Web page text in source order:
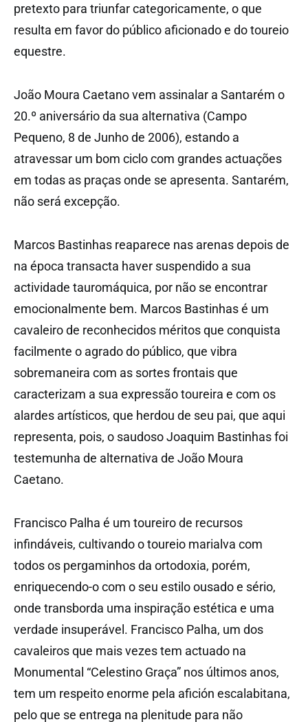
pretexto para triunfar categoricamente, o que
resulta em favor do público aficionado e do toureio
equestre.
João Moura Caetano vem assinalar a Santarém o
20.º aniversário da sua alternativa (Campo
Pequeno, 8 de Junho de 2006), estando a
atravessar um bom ciclo com grandes actuações
em todas as praças onde se apresenta. Santarém,
não será excepção.
Marcos Bastinhas reaparece nas arenas depois de
na época transacta haver suspendido a sua
actividade tauromáquica, por não se encontrar
emocionalmente bem. Marcos Bastinhas é um
cavaleiro de reconhecidos méritos que conquista
facilmente o agrado do público, que vibra
sobremaneira com as sortes frontais que
caracterizam a sua expressão toureira e com os
alardes artísticos, que herdou de seu pai, que aqui
representa, pois, o saudoso Joaquim Bastinhas foi
testemunha de alternativa de João Moura
Caetano.
Francisco Palha é um toureiro de recursos
infindáveis, cultivando o toureio marialva com
todos os pergaminhos da ortodoxia, porém,
enriquecendo-o com o seu estilo ousado e sério,
onde transborda uma inspiração estética e uma
verdade insuperável. Francisco Palha, um dos
cavaleiros que mais vezes tem actuado na
Monumental “Celestino Graça” nos últimos anos,
tem um respeito enorme pela afición escalabitana,
pelo que se entrega na plenitude para não